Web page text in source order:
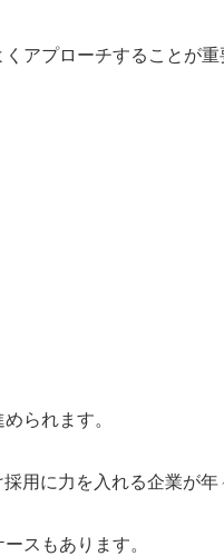
アプローチすることが重
られます。
用に力を入れる企業が年
スもあります。